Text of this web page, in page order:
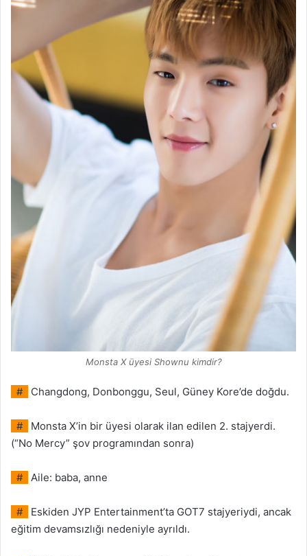
Monsta X üyesi Shownu kimdir?
# Changdong, Donbonggu, Seul, Güney Kore’de doğdu.
#
Monsta X’in bir üyesi olarak ilan edilen 2. stajyerdi.
(“No Mercy” şov programından sonra)
# Aile: baba, anne
#
Eskiden JYP Entertainment’ta GOT7 stajyeriydi, ancak
eğitim devamsızlığı nedeniyle ayrıldı.